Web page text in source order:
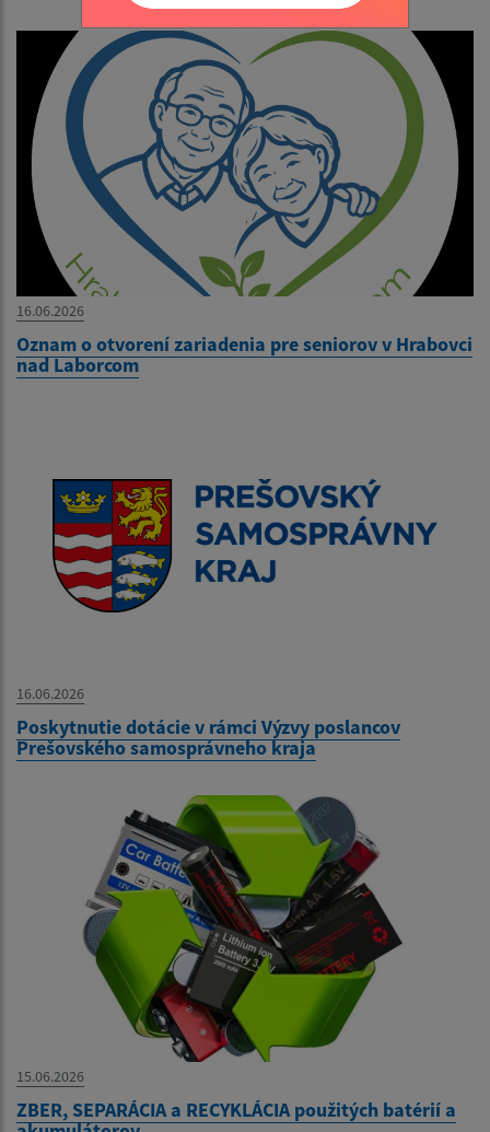
16.06.2026
Oznam o otvorení zariadenia pre seniorov v Hrabovci
nad Laborcom
16.06.2026
Poskytnutie dotácie v rámci Výzvy poslancov
Prešovského samosprávneho kraja
15.06.2026
ZBER, SEPARÁCIA a RECYKLÁCIA použitých batérií a